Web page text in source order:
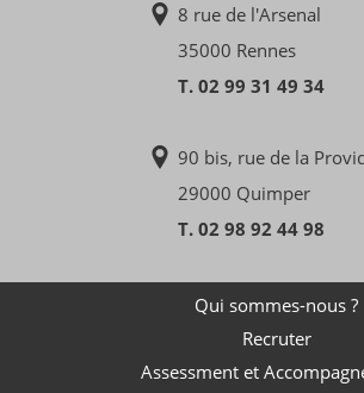
8 rue de l'Arsenal
35000 Rennes
T. 02 99 31 49 34
90 bis, rue de la
29000 Quimper
T. 02 98 92 44 98
Qui sommes-nous ?
Recruter
Assessment et